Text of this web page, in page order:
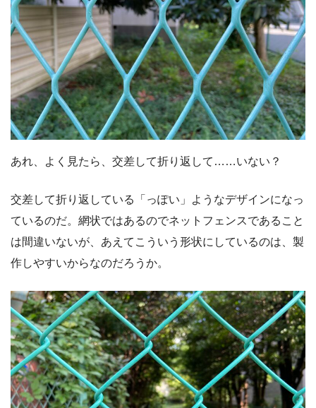
あれ、よく見たら、交差して折り返して……いない？
交差して折り返している「っぽい」ようなデザインになっ
ているのだ。網状ではあるのでネットフェンスであること
は間違いないが、あえてこういう形状にしているのは、製
作しやすいからなのだろうか。